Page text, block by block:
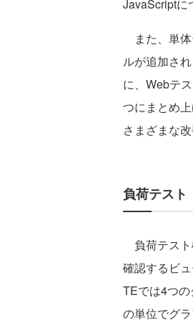
JavaScriptに
また、単体
ルが追加さ
に、Webテ
つにまとめ
さまざまな
負荷テスト
負荷テスト
確認するビ
TEでは4つ
の単位でグ